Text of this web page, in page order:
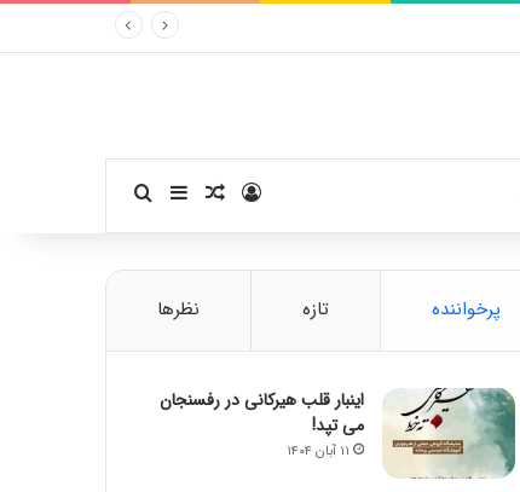
ورودنوشته تصادفی
سایدبارجستجو برای
پرخواننده تازه نظرها
اینبار قلب هیرکانی در رفسنجان
می تپد!
۱۱ آبان ۱۴۰۴